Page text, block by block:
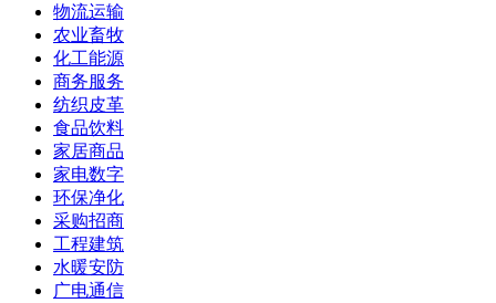
物流运输
农业畜牧
化工能源
商务服务
纺织皮革
食品饮料
家居商品
家电数字
环保净化
采购招商
工程建筑
水暖安防
广电通信